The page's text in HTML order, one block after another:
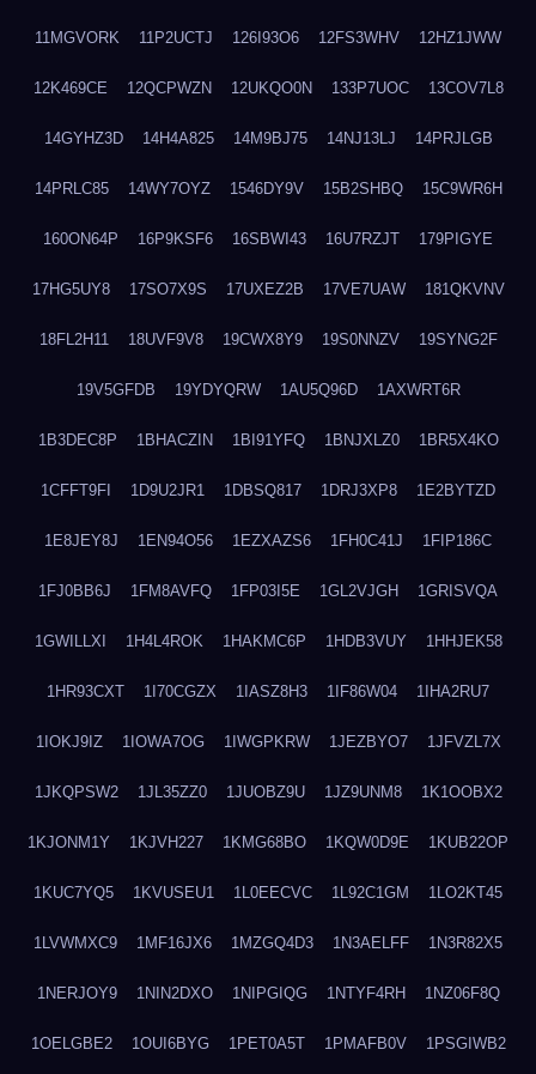
11MGVORK 11P2UCTJ 126I93O6 12FS3WHV 12HZ1JWW
12K469CE 12QCPWZN 12UKQO0N 133P7UOC 13COV7L8
14GYHZ3D 14H4A825 14M9BJ75 14NJ13LJ 14PRJLGB
14PRLC85 14WY7OYZ 1546DY9V 15B2SHBQ 15C9WR6H
160ON64P 16P9KSF6 16SBWI43 16U7RZJT 179PIGYE
17HG5UY8 17SO7X9S 17UXEZ2B 17VE7UAW 181QKVNV
18FL2H11 18UVF9V8 19CWX8Y9 19S0NNZV 19SYNG2F
19V5GFDB 19YDYQRW 1AU5Q96D 1AXWRT6R
1B3DEC8P 1BHACZIN 1BI91YFQ 1BNJXLZ0 1BR5X4KO
1CFFT9FI 1D9U2JR1 1DBSQ817 1DRJ3XP8 1E2BYTZD
1E8JEY8J 1EN94O56 1EZXAZS6 1FH0C41J 1FIP186C
1FJ0BB6J 1FM8AVFQ 1FP03I5E 1GL2VJGH 1GRISVQA
1GWILLXI 1H4L4ROK 1HAKMC6P 1HDB3VUY 1HHJEK58
1HR93CXT 1I70CGZX 1IASZ8H3 1IF86W04 1IHA2RU7
1IOKJ9IZ 1IOWA7OG 1IWGPKRW 1JEZBYO7 1JFVZL7X
1JKQPSW2 1JL35ZZ0 1JUOBZ9U 1JZ9UNM8 1K1OOBX2
1KJONM1Y 1KJVH227 1KMG68BO 1KQW0D9E 1KUB22OP
1KUC7YQ5 1KVUSEU1 1L0EECVC 1L92C1GM 1LO2KT45
1LVWMXC9 1MF16JX6 1MZGQ4D3 1N3AELFF 1N3R82X5
1NERJOY9 1NIN2DXO 1NIPGIQG 1NTYF4RH 1NZ06F8Q
1OELGBE2 1OUI6BYG 1PET0A5T 1PMAFB0V 1PSGIWB2